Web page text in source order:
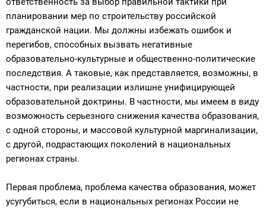
планировании мер по строительству российской
гражданской нации. Мы должны избежать ошибок и
перегибов, способных вызвать негативные
образовательно-культурные и общественно-политические
последствия. А таковые, как представляется, возможны, в
частности, при реализации излишне унифицирующей
образовательной доктрины. В частности, мы имеем в виду
возможность серьезного снижения качества образования,
с одной стороны, и массовой культурной маргинализации,
с другой, подрастающих поколений в национальных
регионах страны.
Первая проблема, проблема качества образования, может
усугубиться, если в национальных регионах России не